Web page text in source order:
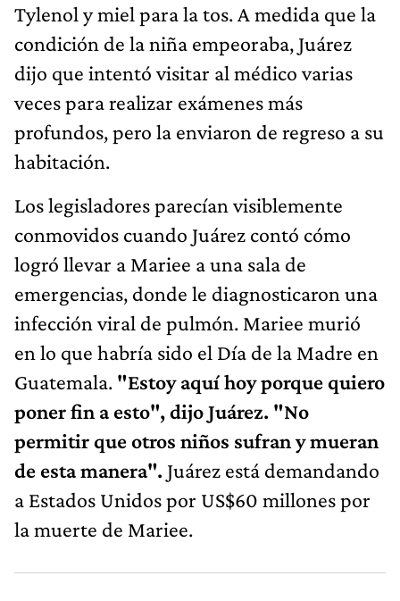
Tylenol y miel para la tos. A medida que la
condición de la niña empeoraba, Juárez
dijo que intentó visitar al médico varias
veces para realizar exámenes más
profundos, pero la enviaron de regreso a su
habitación.
Los legisladores parecían visiblemente
conmovidos cuando Juárez contó cómo
logró llevar a Mariee a una sala de
emergencias, donde le diagnosticaron una
infección viral de pulmón. Mariee murió
en lo que habría sido el Día de la Madre en
Guatemala. "Estoy aquí hoy porque quiero
poner fin a esto", dijo Juárez. "No
permitir que otros niños sufran y mueran
de esta manera". Juárez está demandando
a Estados Unidos por US$60 millones por
la muerte de Mariee.